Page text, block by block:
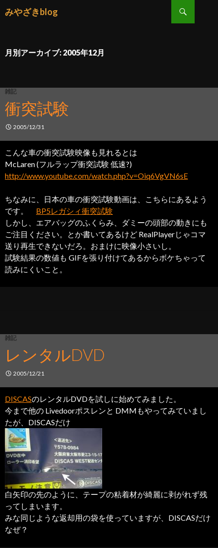
みやざきblog
月別アーカイブ: 2005年12月
雑記
衝突試験
2005/12/31
こんな車の衝突試験映像も見れるとは
McLaren (フルラップ衝突試験 低速?)
http://www.youtube.com/watch.php?v=Oiq6VgVN6sE
ちなみに、日本の車の衝突試験動画は、こちらにあるよう
です。 BP5レガシィ衝突試験
しかし、エアバッグのふくらみ、ダミーの頭部の動きにも
ご注目ください。とか書いてあるけど RealPlayerじゃコマ
送り再生できないだろ。おまけに映像小さいし。
試験結果の数値も GIFを張り付けてあるからボケちゃって
読みにくいこと。
雑記
レンタルDVD
2005/12/21
DISCASのレンタルDVDを試しに始めてみました。
今まで他の Livedoorポスレンと DMMもやってみていまし
たが、DISCASだけ
白矢印の先のように、テープの粘着材が綺麗に剥がれず残
ってしまいます。
みな同じような返却用の袋を使っていますが、DISCASだけ
なぜ？